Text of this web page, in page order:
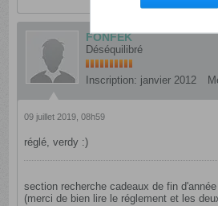
FONFEK
Déséquilibré
Inscription: janvier 2012
09 juillet 2019, 08h59
réglé, verdy :)
section recherche cadeaux de fin
(merci de bien lire le réglement et les